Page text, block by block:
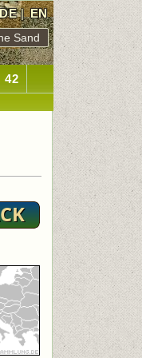
DE|EN
42